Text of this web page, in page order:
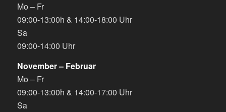
Mo – Fr
09:00-13:00h & 14:00-18:00 Uhr
Sa
09:00-14:00 Uhr
November – Februar
Mo – Fr
09:00-13:00h & 14:00-17:00 Uhr
Sa